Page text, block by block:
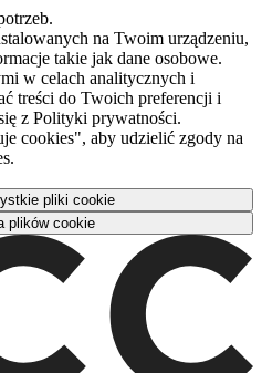
na Twoim urządzeniu,
takie jak dane osobowe.
w celach analitycznych i
treści do Twoich preferencji i
z Polityki prywatności.
cookies", aby udzielić zgody na
pliki cookie
plików cookie